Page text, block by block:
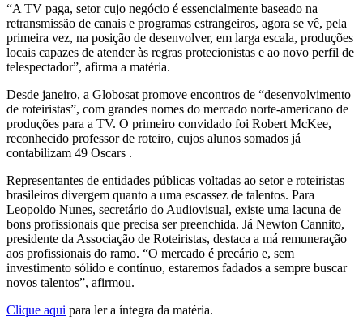
“A TV paga, setor cujo negócio é essencialmente baseado na
retransmissão de canais e programas estrangeiros, agora se vê, pela
primeira vez, na posição de desenvolver, em larga escala, produções
locais capazes de atender às regras protecionistas e ao novo perfil de
telespectador”, afirma a matéria.
Desde janeiro, a Globosat promove encontros de “desenvolvimento
de roteiristas”, com grandes nomes do mercado norte-americano de
produções para a TV. O primeiro convidado foi Robert McKee,
reconhecido professor de roteiro, cujos alunos somados já
contabilizam 49 Oscars .
Representantes de entidades públicas voltadas ao setor e roteiristas
brasileiros divergem quanto a uma escassez de talentos. Para
Leopoldo Nunes, secretário do Audiovisual, existe uma lacuna de
bons profissionais que precisa ser preenchida. Já Newton Cannito,
presidente da Associação de Roteiristas, destaca a má remuneração
aos profissionais do ramo. “O mercado é precário e, sem
investimento sólido e contínuo, estaremos fadados a sempre buscar
novos talentos”, afirmou.
Clique aqui para ler a íntegra da matéria.